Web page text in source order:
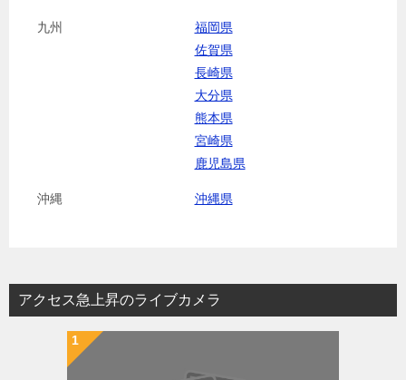
九州
福岡県
佐賀県
長崎県
大分県
熊本県
宮崎県
鹿児島県
沖縄 沖縄県
アクセス急上昇のライブカメラ